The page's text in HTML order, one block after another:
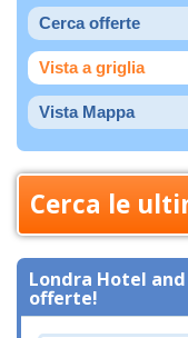
Cerca offerte
Vista a griglia
Vista Mappa
Cerca le
Londra Hotel
offerte!